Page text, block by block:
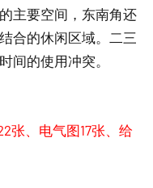
主要空间，东南角还
合的休闲区域。二三
间的使用冲突。
张、电气图17张、给